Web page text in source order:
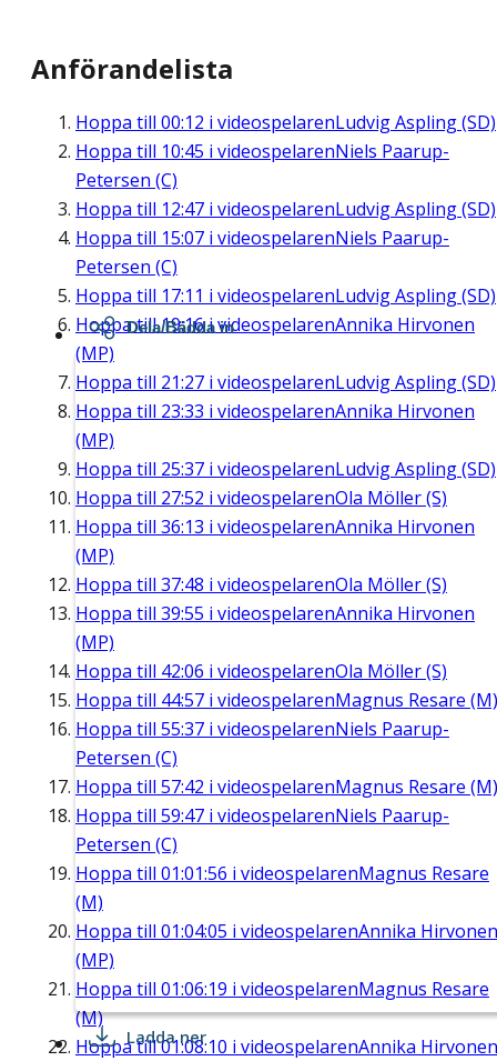
Anförandelista
Hoppa till 00:12 i videospelarenLudvig Aspling (SD)
Hoppa till 10:45 i videospelarenNiels Paarup-
Petersen (C)
Hoppa till 12:47 i videospelarenLudvig Aspling (SD)
Hoppa till 15:07 i videospelarenNiels Paarup-
Petersen (C)
Hoppa till 17:11 i videospelarenLudvig Aspling (SD)
Hoppa till19:16i videospelarenAnnika Hirvonen
(MP)
Hoppa till 21:27 i videospelarenLudvig Aspling (SD)
Hoppa till 23:33 i videospelarenAnnika Hirvonen
(MP)
Hoppa till 25:37 i videospelarenLudvig Aspling (SD)
Hoppa till 27:52 i videospelarenOla Möller (S)
Hoppa till 36:13 i videospelarenAnnika Hirvonen
(MP)
Hoppa till 37:48 i videospelarenOla Möller (S)
Hoppa till 39:55 i videospelarenAnnika Hirvonen
(MP)
Hoppa till 42:06 i videospelarenOla Möller (S)
Hoppa till 44:57 i videospelarenMagnus Resare (M)
Hoppa till 55:37 i videospelarenNiels Paarup-
Petersen (C)
Hoppa till 57:42 i videospelarenMagnus Resare (M)
Hoppa till 59:47 i videospelarenNiels Paarup-
Petersen (C)
Hoppa till 01:01:56 i videospelarenMagnus Resare
(M)
Hoppa till 01:04:05 i videospelarenAnnika Hirvonen
(MP)
Hoppa till 01:06:19 i videospelarenMagnus Resare
(M)
Hoppa till01:08:10 i videospelarenAnnika Hirvonen
Dela/Bädda in
Ladda ner